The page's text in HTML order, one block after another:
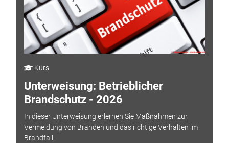
Kurs
Unterweisung: Betrieblicher
Brandschutz - 2026
In dieser Unterweisung erlernen Sie Maßnahmen zur
Vermeidung von Bränden und das richtige Verhalten im
Brandfall.